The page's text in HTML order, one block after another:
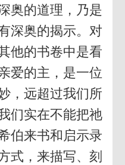
奥的道理，乃是
深奥的揭示。对
他的书卷中是看
爱的主，是一位
，远超过我们所
们实在不能把祂
伯来书和启示录
式，来描写、刻